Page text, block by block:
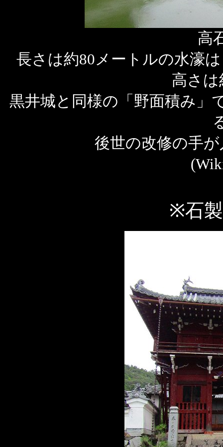
高
長さは約80メートルの水濠
高さは
黒井城と同様の「野面積み」
後世の改修の手
※石